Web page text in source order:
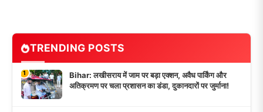
TRENDING POSTS
1
Bihar: लखीसराय में जाम पर बड़ा एक्शन, अवैध पार्किंग और
अतिक्रमण पर चला प्रशासन का डंडा, दुकानदारों पर जुर्माना!